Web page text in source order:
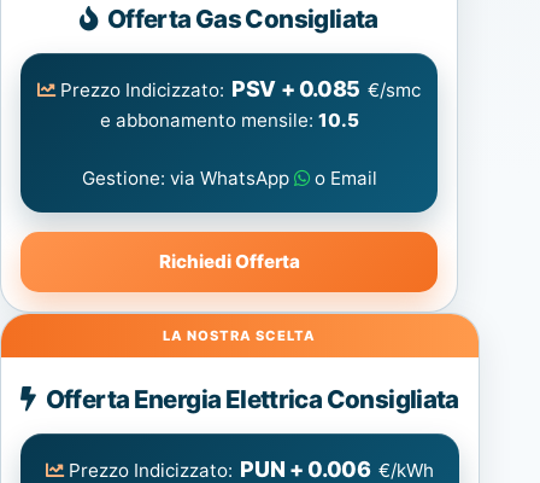
Gas
Offerta Gas Consigliata
Prezzo Indicizzato: PSV + 0.085 €/smc
e abbonamento mensile: 10.5
Gestione: via WhatsApp o Email
Richiedi Offerta
Energia
Elettrica
consigliata
Offerta Energia Elettrica Consigliata
Prezzo Indicizzato: PUN + 0.006 €/kWh